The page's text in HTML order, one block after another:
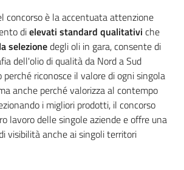
concorso è la accentuata attenzione
dielevati standard qualitativi che
selezionedegli oli in gara, consente di
dell'olio di qualità da Nord a Sud
riconosce il valore di ogni singola
anche perché valorizza al contempo
i migliori prodotti, il concorso
lavoro delle singole aziende e offre una
visibilità anche ai singoli territori